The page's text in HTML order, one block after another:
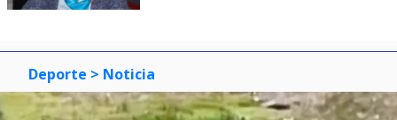
Deporte > Noticia